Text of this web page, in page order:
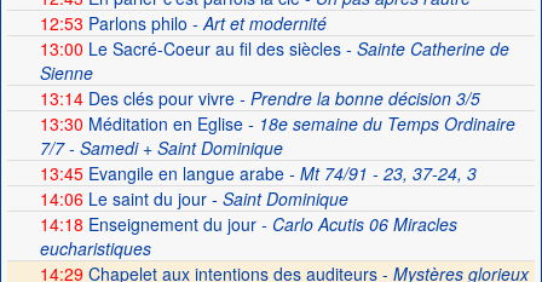
12:53 Parlons philo - Art et modernité
13:00 Le Sacré-Coeur au fil des siècles- Sainte Catherine de
Sienne
13:14Des clés pour vivre- Prendre la bonne décision 3/5
13:30 Méditation en Eglise- 18e semaine du Temps Ordinaire
7/7 - Samedi + Saint Dominique
13:45Evangile en langue arabe- Mt 74/91 - 23, 37-24, 3
14:06Le saint du jour- Saint Dominique
14:18 Enseignement du jour- Carlo Acutis 06 Miracles
eucharistiques
14:29 Chapelet aux intentions des auditeurs - Mystères glorieux